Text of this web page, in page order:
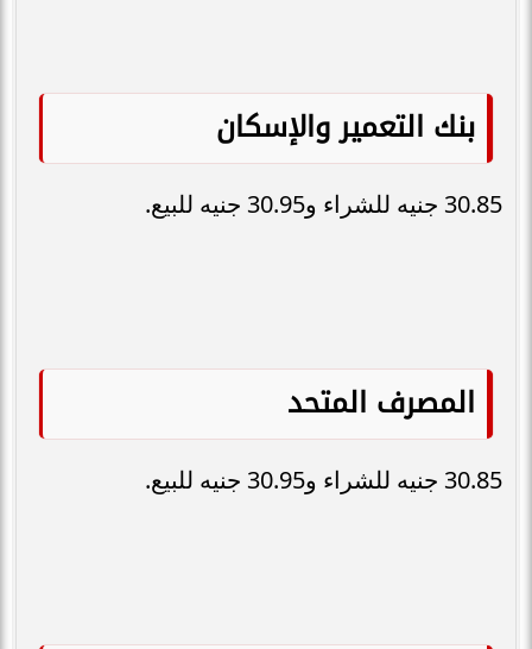
بنك التعمير والإسكان
30.85 جنيه للشراء و30.95 جنيه للبيع.
المصرف المتحد
30.85 جنيه للشراء و30.95 جنيه للبيع.